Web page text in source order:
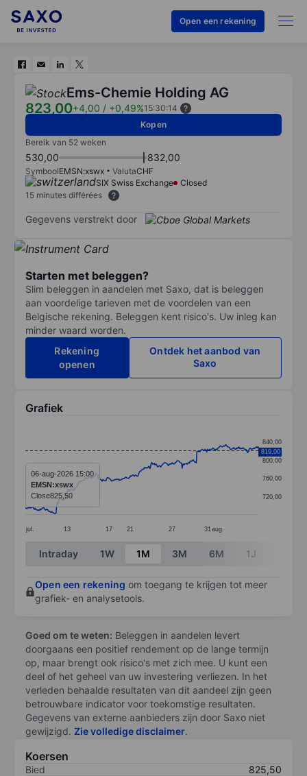
Open een rekening
Ems-Chemie Holding AG
823,00+4,00 / +0,49%15:30:14
Kopen
Bereik van 52 weken
530,00 832,00
SymboolEMSN:xswx ValutaCHF
SIX Swiss Exchange
Closed
15 minutes différées
Gegevens verstrekt door
Starten met beleggen?
Slim beleggen in aandelen met Saxo, dat is beleggen
aan voordelige tarieven met de voordelen van een
Belgische rekening. Beleggen kent risico's. Uw inleg kan
minder waard worden.
Rekening
openen
Ontdek het aanbod van
Saxo
Grafiek
The chart has 1 X axis displaying categories.
The chart has 1 Y axis displaying values. Data
jul. 13 17 21 27 31 aug.
720,00
760,00
800,00
840,00
819,00
06-aug-2026 15:00
EMSN:xswx
Close825,50
End of interactive chart.
Intraday 1W 1M 3M 6M 1J
Open een rekening om toegang te krijgen tot meer
grafiek- en analysetools.
Goed om te weten: Beleggen in aandelen levert
doorgaans een positief rendement op de lange termijn
op, maar brengt ook risico's met zich mee. U kunt een
deel of het geheel van uw investering verliezen. In het
verleden behaalde resultaten van dit aandeel zijn geen
betrouwbare indicator voor toekomstige resultaten.
Gegevens van externe aanbieders zijn door Saxo niet
gewijzigd. Zie volledige disclaimer.
Koersen
Bied
825,50